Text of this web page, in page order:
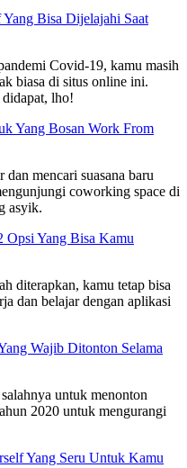
Bisa Dijelajahi Saat
Covid-19, kamu masih
biasa di situs online ini.
lho!
Yang Bosan Work From
mencari suasana baru
coworking space di
asyik.
Opsi Yang Bisa Kamu
diterapkan, kamu tetap bisa
dan belajar dengan aplikasi
Wajib Ditonton Selama
untuk menonton
2020 untuk mengurangi
Yang Seru Untuk Kamu